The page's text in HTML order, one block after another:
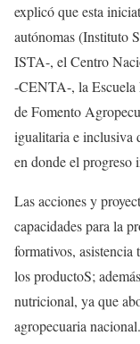
explicó que esta
autónomas (Instituto
ISTA-, el Centro
-CENTA-, la
de Fomento
igualitaria e inclusiva
en donde el progreso
Las acciones y
capacidades para la
formativos,
los productoS;
nutricional, ya que
agropecuaria nacional.